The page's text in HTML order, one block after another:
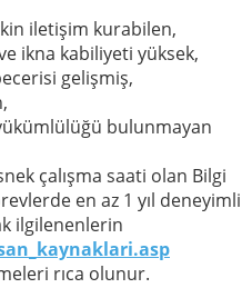
iletişim kurabilen,
ikna kabiliyeti yüksek,
gelişmiş,
bulunmayan
çalışma saati olan Bilgi
en az 1 yıl deneyimli
ilgilenenlerin
rıca olunur.